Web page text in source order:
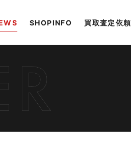
SHOPINFO 買取査定依頼